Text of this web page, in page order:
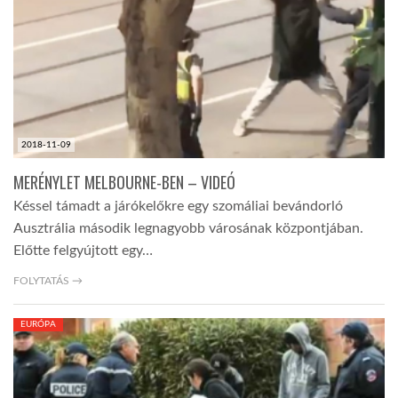
LATIMO.HU
2018-11-09
MERÉNYLET MELBOURNE-BEN – VIDEÓ
Késsel támadt a járókelőkre egy szomáliai bevándorló
Ausztrália második legnagyobb városának központjában.
Előtte felgyújtott egy…
FOLYTATÁS →
EURÓPA